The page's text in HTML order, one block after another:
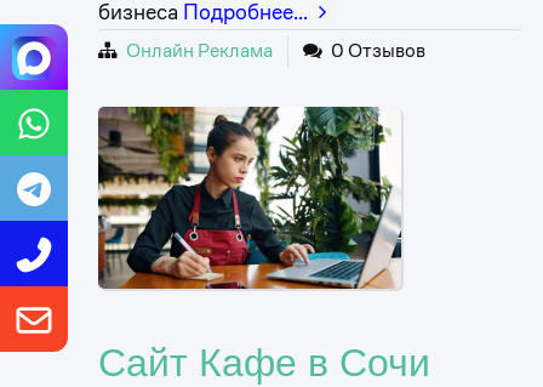
бизнеса Подробнее…
Онлайн Реклама 0 Отзывов
Сайт Кафе в Сочи